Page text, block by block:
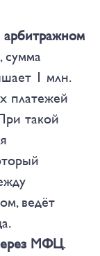
арбитражном
сумма
1 млн.
платежей
такой
ведёт
МФЦ.